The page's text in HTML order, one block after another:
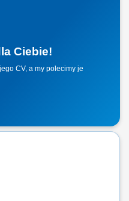
Ciebie!
CV, a my polecimy je